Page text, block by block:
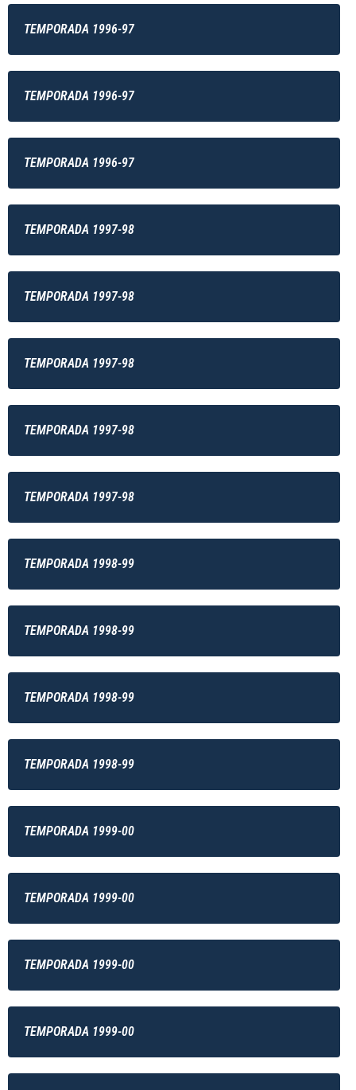
TEMPORADA 1996-97
TEMPORADA 1996-97
TEMPORADA 1996-97
TEMPORADA 1997-98
TEMPORADA 1997-98
TEMPORADA 1997-98
TEMPORADA 1997-98
TEMPORADA 1997-98
TEMPORADA 1998-99
TEMPORADA 1998-99
TEMPORADA 1998-99
TEMPORADA 1998-99
TEMPORADA 1999-00
TEMPORADA 1999-00
TEMPORADA 1999-00
TEMPORADA 1999-00